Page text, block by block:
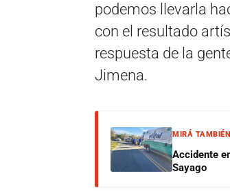
podemos llevarla
con el resultado
respuesta de la
Jimena.
MIRÁ TAMBIÉN
Accidente
Sayago